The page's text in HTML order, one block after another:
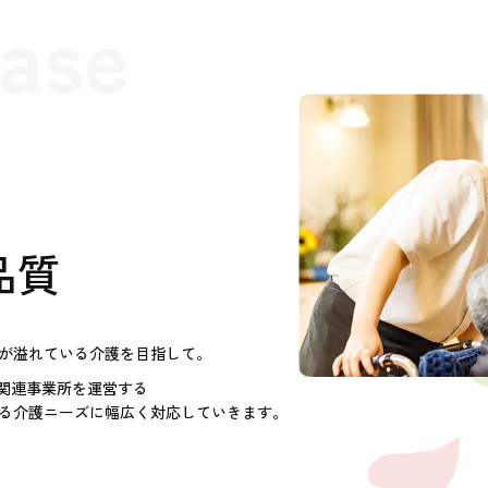
質
れている介護を目指して。
連事業所を運営する
護ニーズに幅広く対応していきます。